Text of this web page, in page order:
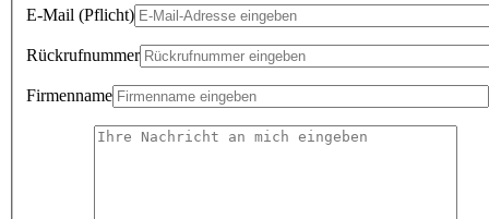
E-Mail (Pflicht)
Rückrufnummer
Firmenname